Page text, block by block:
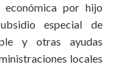
por hijo
especial de
y otras ayudas
locales